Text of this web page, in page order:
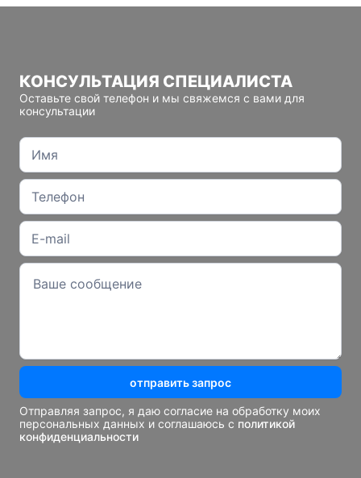
КОНСУЛЬТАЦИЯ СПЕЦИАЛИСТА
Оставьте свой телефон и мы свяжемся с вами для
консультации
отправить запрос
Отправляя запрос, я даю согласие на обработку моих
персональных данных и соглашаюсь с политикой
конфиденциальности